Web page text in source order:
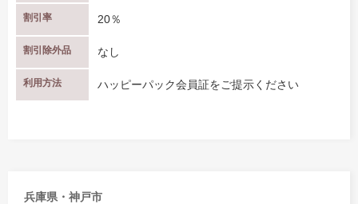
割引率 20％
割引除外品 なし
利用方法 ハッピーパック会員証をご提示ください
兵庫県・神戸市